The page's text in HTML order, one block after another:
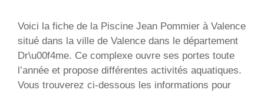
Voici la fiche de la Piscine Jean Pommier à Valence
situé dans la ville de Valence dans le département
Dr\u00f4me. Ce complexe ouvre ses portes toute
l’année et propose différentes activités aquatiques.
Vous trouverez ci-dessous les informations pour